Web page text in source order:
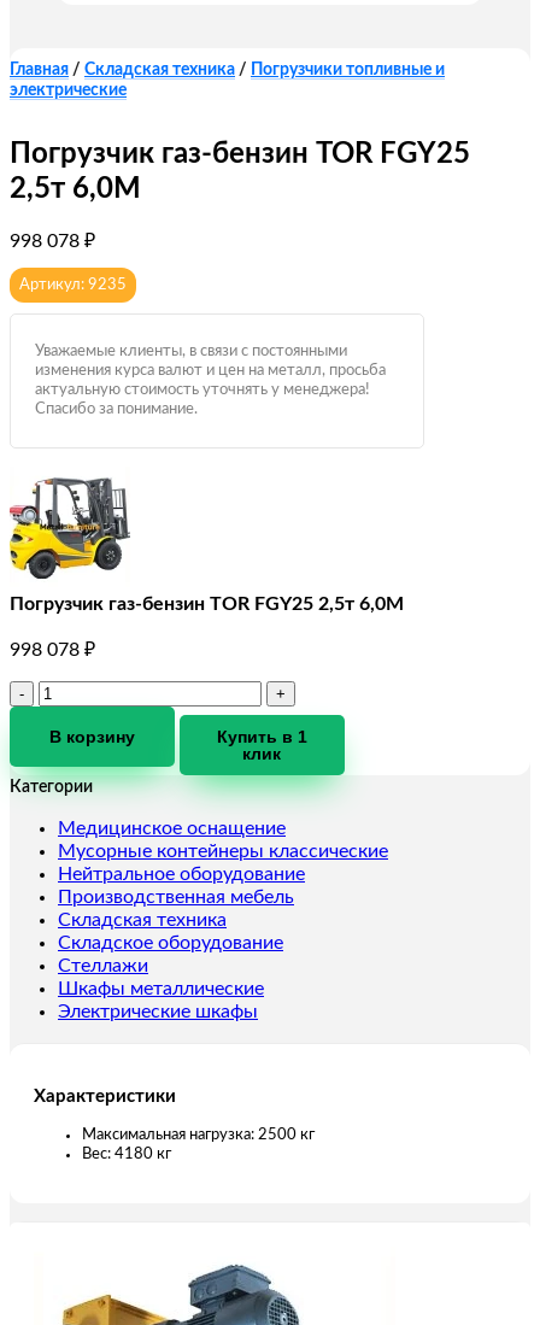
Главная / Складская техника /
Погрузчики топливные и
электрические
Погрузчик газ-бензин TOR FGY25
2,5т 6,0М
998 078 ₽
Артикул: 9235
Уважаемые клиенты, в связи с постоянными
изменения курса валют и цен на металл, просьба
актуальную стоимость уточнять у менеджера!
Спасибо за понимание.
Погрузчик газ-бензин TOR FGY25 2,5т 6,0М
998 078 ₽
Количество
Погрузчик
бензин
FGY25
2,5т
6,0М
В корзину
Купить в 1
клик
Категории
Медицинское оснащение
Мусорные контейнеры классические
Нейтральное оборудование
Производственная мебель
Складская техника
Складское оборудование
Стеллажи
Шкафы металлические
Электрические шкафы
Характеристики
Максимальная нагрузка: 2500 кг
Вес: 4180 кг